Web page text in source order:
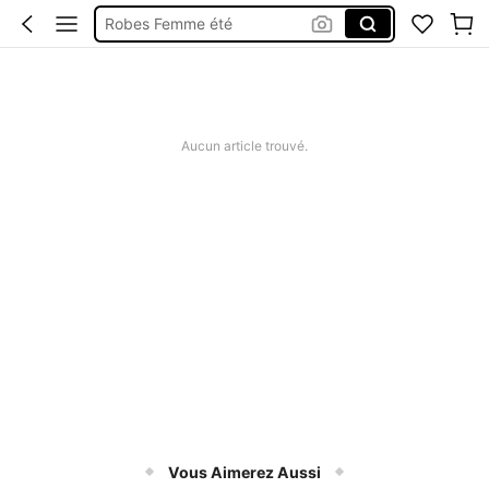
Short Femme été
Aucun article trouvé.
Vous Aimerez Aussi